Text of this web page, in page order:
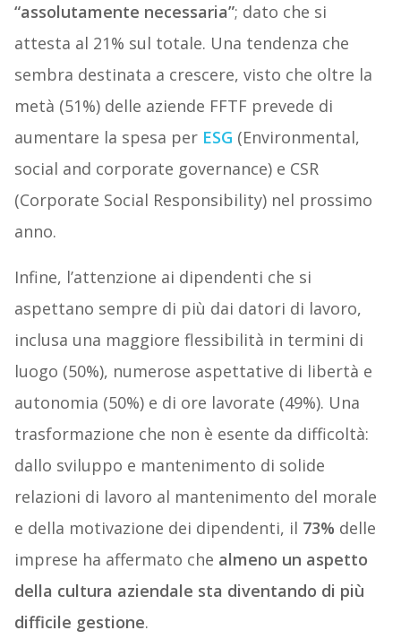
“assolutamente necessaria”; dato che si
attesta al 21% sul totale. Una tendenza che
sembra destinata a crescere, visto che oltre la
metà (51%) delle aziende FFTF prevede di
aumentare la spesa per ESG (Environmental,
social and corporate governance) e CSR
(Corporate Social Responsibility) nel prossimo
anno.
Infine, l’attenzione ai dipendenti che si
aspettano sempre di più dai datori di lavoro,
inclusa una maggiore flessibilità in termini di
luogo (50%), numerose aspettative di libertà e
autonomia (50%) e di ore lavorate (49%). Una
trasformazione che non è esente da difficoltà:
dallo sviluppo e mantenimento di solide
relazioni di lavoro al mantenimento del morale
e della motivazione dei dipendenti, il 73% delle
imprese ha affermato che almeno un aspetto
della cultura aziendale sta diventando di più
difficile gestione.